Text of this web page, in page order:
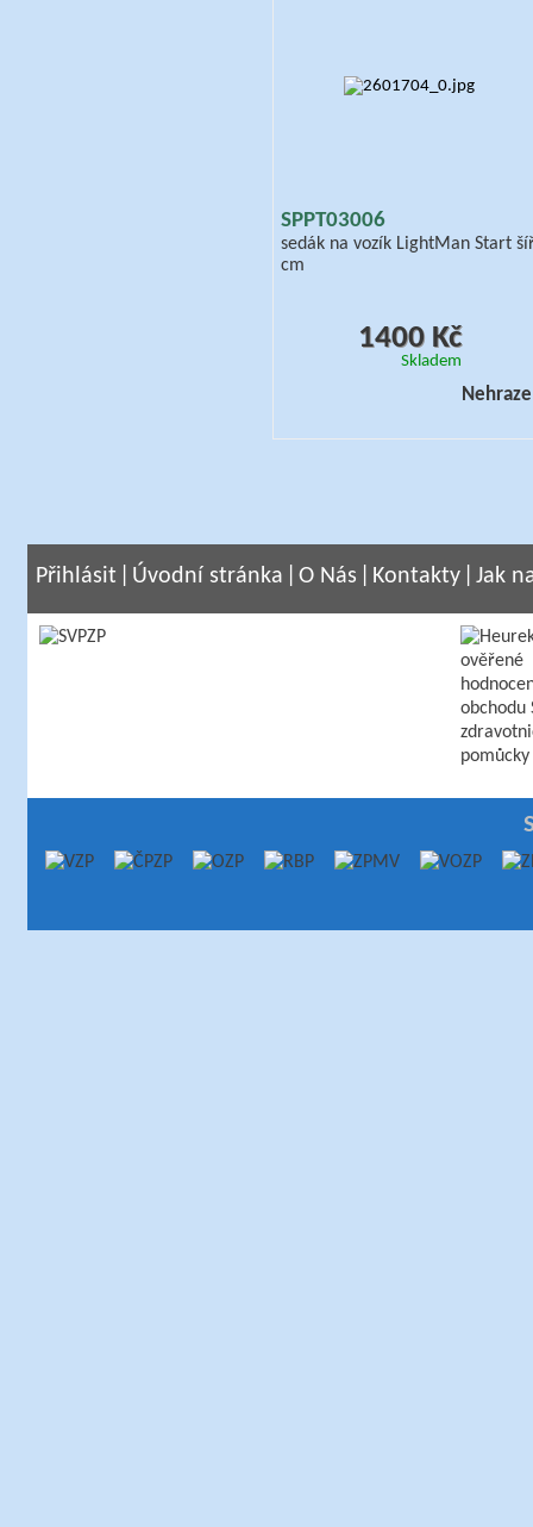
SPPT03006
sedák na vozík LightMan Start
cm
1400 Kč
Skladem
Přihlásit Úvodní stránka O Nás Kontakty Jak